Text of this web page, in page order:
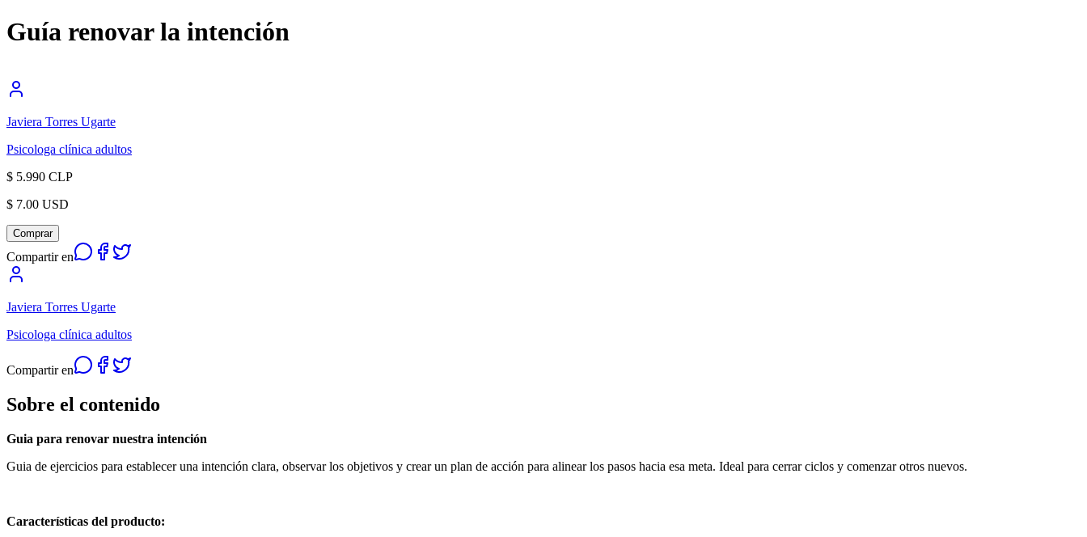
Guía renovar la intención
Javiera Torres Ugarte
Psicologa clínica adultos
$ 5.990 CLP
$ 7.00 USD
Comprar
Compartir en
Javiera Torres Ugarte
Psicologa clínica adultos
Compartir en
Sobre el contenido
Guia para renovar nuestra intención
Guia de ejercicios para establecer una intención clara, observar los objetivos y crear un plan de acción para alinear los pasos hacia esa meta. Ideal para cerrar ciclos y comenzar otros nuevos.
Características del producto: